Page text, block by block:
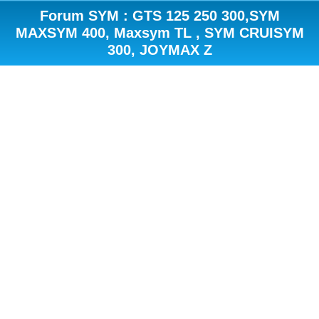
Forum SYM : GTS 125 250 300,SYM
MAXSYM 400, Maxsym TL , SYM CRUISYM
300, JOYMAX Z